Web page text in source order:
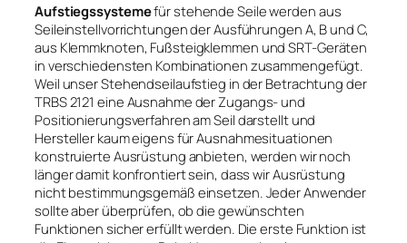
Aufstiegssystemefür stehende Seile werden aus
Seileinstellvorrichtungen der Ausführungen A, B und C,
aus Klemmknoten, Fußsteigklemmen und SRT-Geräten
in verschiedensten Kombinationen zusammengefügt.
Weil unser Stehendseilaufstieg in der Betrachtung der
TRBS 2121 eine Ausnahme der Zugangs- und
Positionierungsverfahren am Seil darstellt und
Hersteller kaum eigens für Ausnahmesituationen
konstruierte Ausrüstung anbieten, werden wir noch
länger damit konfrontiert sein, dass wir Ausrüstung
nicht bestimmungsgemäß einsetzen. Jeder Anwender
sollte aber überprüfen, ob die gewünschten
Funktionen sicher erfüllt werden. Die erste Funktion ist